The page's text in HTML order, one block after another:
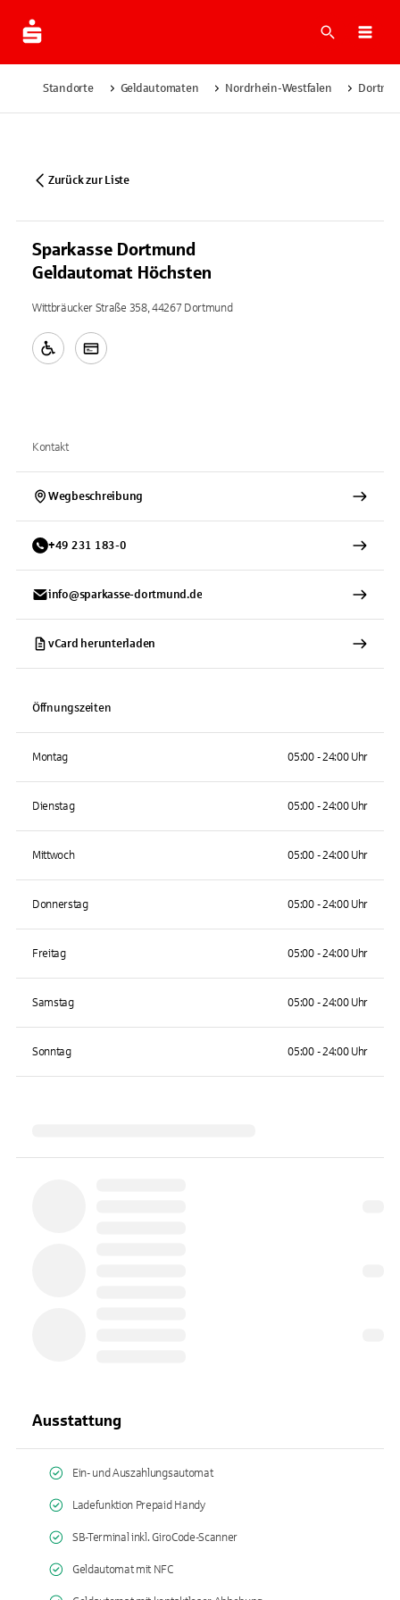
Suche
Standorte Geldautomaten Nordrhein-Westfalen
Zurück zur Liste
Sparkasse Dortmund
Geldautomat Höchsten
Wittbräucker Straße 358, 44267 Dortmund
Kontakt
Wegbeschreibung
+49 231 183-0
info@sparkasse-dortmund.de
vCard herunterladen
Öffnungszeiten
Montag 05:00 - 24:00 Uhr
Dienstag 05:00 - 24:00 Uhr
Mittwoch 05:00 - 24:00 Uhr
Donnerstag 05:00 - 24:00 Uhr
Freitag 05:00 - 24:00 Uhr
Samstag 05:00 - 24:00 Uhr
Sonntag 05:00 - 24:00 Uhr
Ausstattung
Ein- und Auszahlungsautomat
Ladefunktion Prepaid Handy
SB-Terminal inkl. GiroCode-Scanner
Geldautomat mit NFC